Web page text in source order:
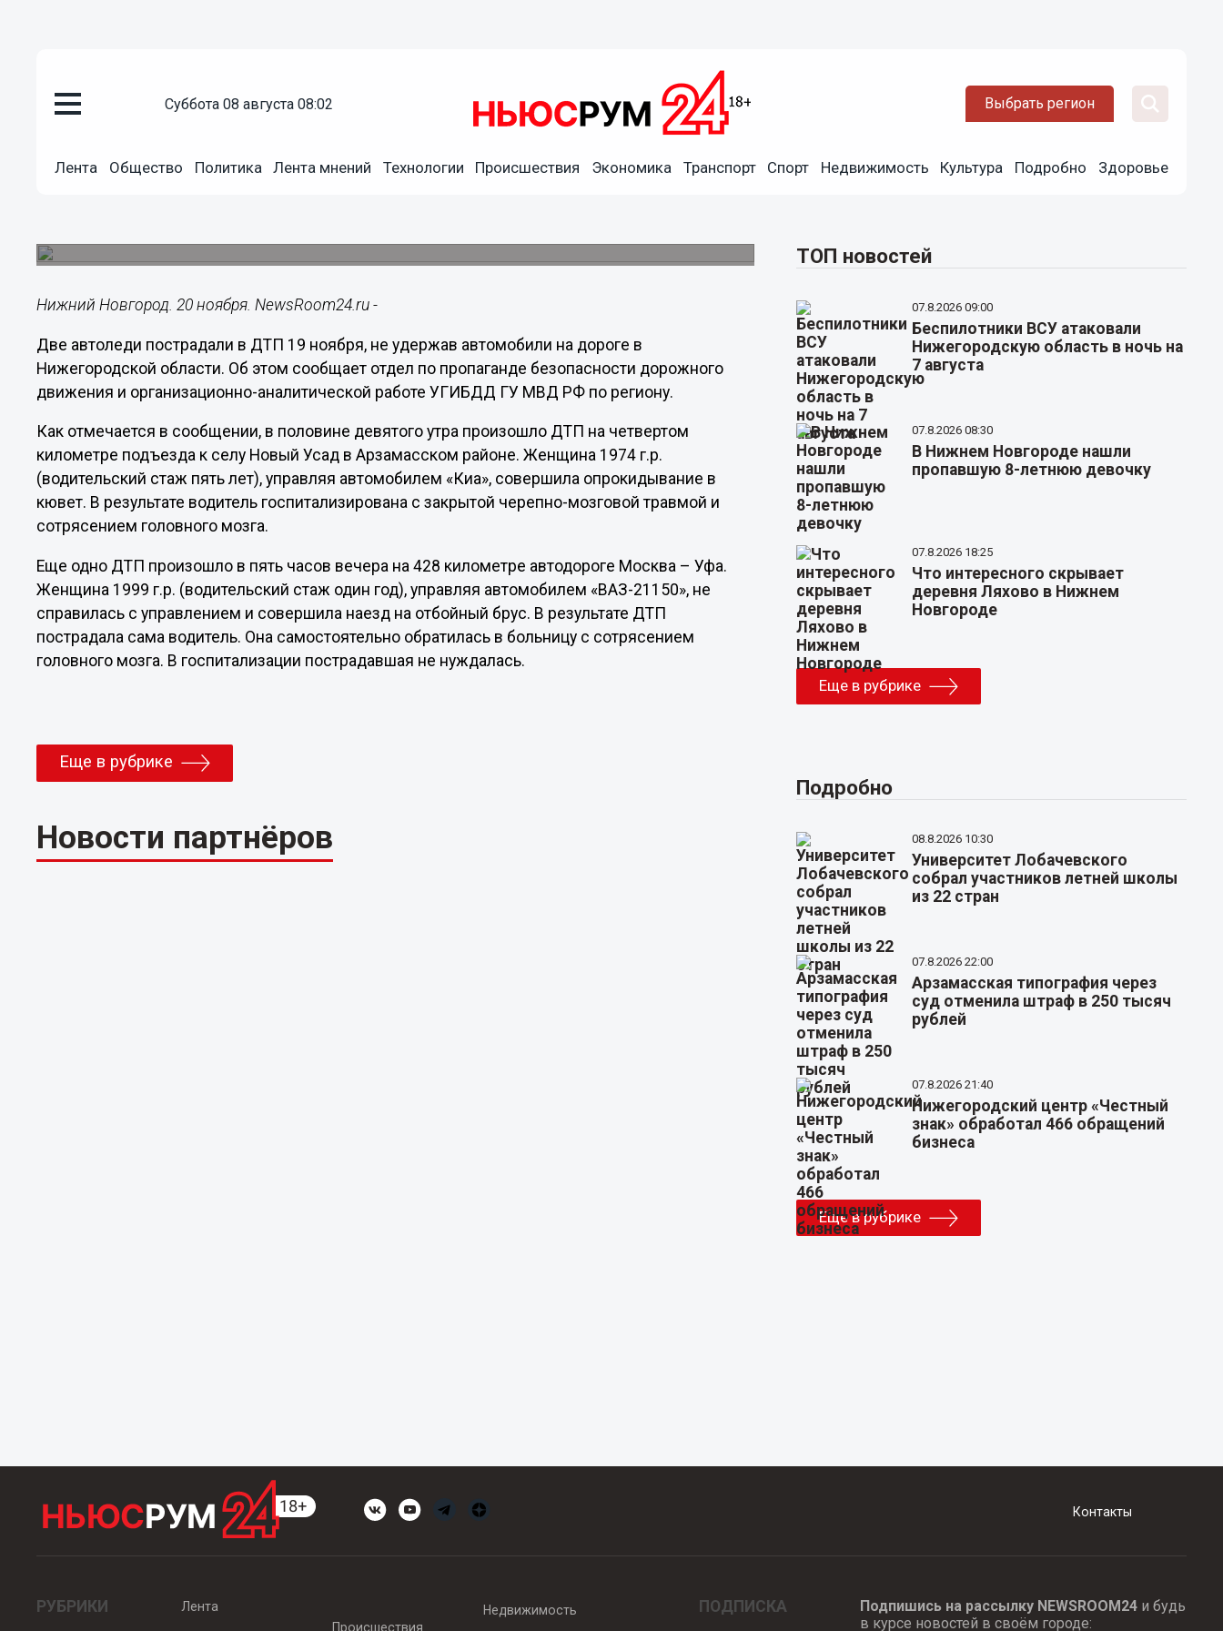
суббота 08 августа 08:02 Выбрать регион
Лента Общество Политика Лента мнений Технологии Происшествия Экономика Транспорт Спорт Недвижимость Культура Подробно Здоровье
Две автоледи пострадали в ДТП, не удержав автомобили
Нижний Новгород. 20 ноября. NewsRoom24.ru -
Две автоледи пострадали в ДТП 19 ноября, не удержав автомобили на дороге в
Нижегородской области. Об этом сообщает отдел по пропаганде безопасности дорожного
движения и организационно-аналитической работе УГИБДД ГУ МВД РФ по региону.
Как отмечается в сообщении, в половине девятого утра произошло ДТП на четвертом
километре подъезда к селу Новый Усад в Арзамасском районе. Женщина 1974 г.р.
(водительский стаж пять лет), управляя автомобилем «Киа», совершила опрокидывание в
кювет. В результате водитель госпитализирована с закрытой черепно-мозговой травмой и
сотрясением головного мозга.
Еще одно ДТП произошло в пять часов вечера на 428 километре автодороге Москва – Уфа.
Женщина 1999 г.р. (водительский стаж один год), управляя автомобилем «ВАЗ-21150», не
справилась с управлением и совершила наезд на отбойный брус. В результате ДТП
пострадала сама водитель. Она самостоятельно обратилась в больницу с сотрясением
головного мозга. В госпитализации пострадавшая не нуждалась.
Еще в рубрике
Новости партнёров
ТОП новостей
07.8.2026 09:00
Беспилотники ВСУ атаковали
Нижегородскую область в ночь на
7 августа
07.8.2026 08:30
В Нижнем Новгороде нашли
пропавшую 8-летнюю девочку
07.8.2026 18:25
Что интересного скрывает
деревня Ляхово в Нижнем
Новгороде
Еще в рубрике
Подробно
08.8.2026 10:30
Университет Лобачевского
собрал участников летней школы
из 22 стран
07.8.2026 22:00
Арзамасская типография через
суд отменила штраф в 250 тысяч
рублей
07.8.2026 21:40
Нижегородский центр «Честный
знак» обработал 466 обращений
бизнеса
Еще в рубрике
Контакты
РУБРИКИ
Лента
Происшествия
Недвижимость ПОДПИСКА Подпишись на рассылку NEWSROOM24и будь
в курсе новостей в своём городе: